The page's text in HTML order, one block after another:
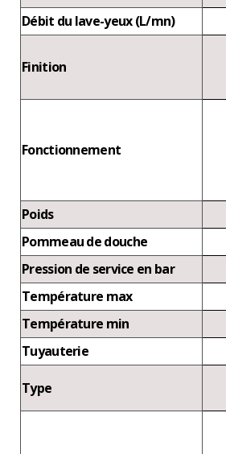
Débit du lave-yeux (L/mn)
Finition
Fonctionnement
Poids
Pommeau de douche
Pression de service en bar
Température max
Température min
Tuyauterie
Type